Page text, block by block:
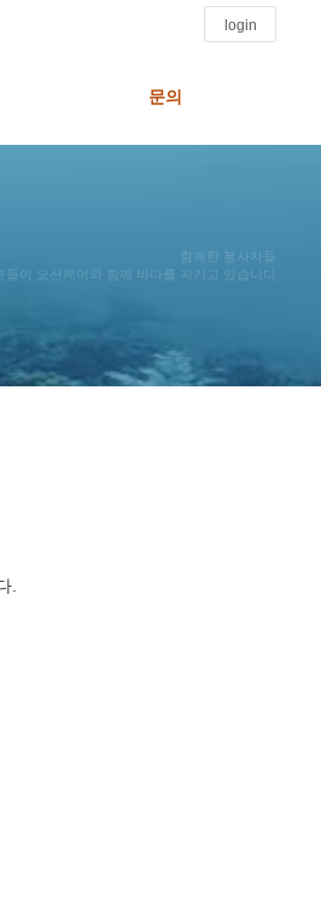
login
문의
함께한 봉사자들
들이 오션케어와 함께 바다를 지키고 있습니다
.